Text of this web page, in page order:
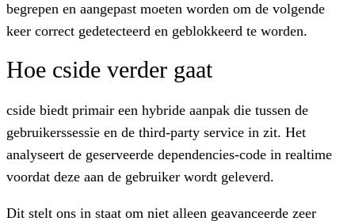
begrepen en aangepast moeten worden om de volgende
keer correct gedetecteerd en geblokkeerd te worden.
Hoe cside verder gaat
cside biedt primair een hybride aanpak die tussen de
gebruikerssessie en de third-party service in zit. Het
analyseert de geserveerde dependencies-code in realtime
voordat deze aan de gebruiker wordt geleverd.
Dit stelt ons in staat om niet alleen geavanceerde zeer